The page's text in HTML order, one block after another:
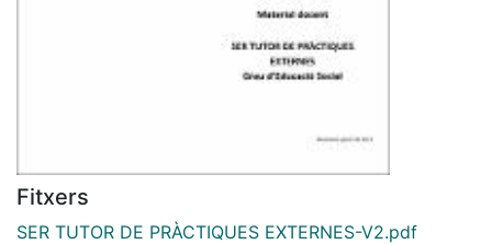
Fitxers
SER TUTOR DE PRÀCTIQUES EXTERNES-V2.pdf